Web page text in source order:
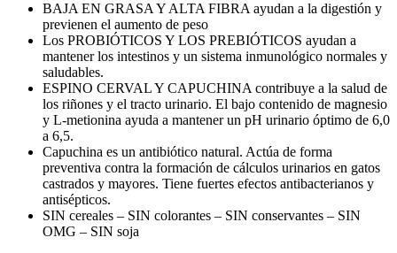
BAJA EN GRASA Y ALTA FIBRA ayudan a la digestión y
previenen el aumento de peso
Los PROBIÓTICOS Y LOS PREBIÓTICOS ayudan a
mantener los intestinos y un sistema inmunológico normales y
saludables.
ESPINO CERVAL Y CAPUCHINA contribuye a la salud de
los riñones y el tracto urinario. El bajo contenido de magnesio
y L-metionina ayuda a mantener un pH urinario óptimo de 6,0
a 6,5.
Capuchina es un antibiótico natural. Actúa de forma
preventiva contra la formación de cálculos urinarios en gatos
castrados y mayores. Tiene fuertes efectos antibacterianos y
antisépticos.
SIN cereales – SIN colorantes – SIN conservantes – SIN
OMG – SIN soja